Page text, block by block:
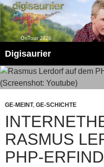
Zum
Inhalt
springen
Digisaurier
GE-MEINT, GE-SCHICHTE
RASMUS
PHP-